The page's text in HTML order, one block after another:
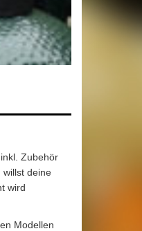
Zubehör
deine
wird
Modellen